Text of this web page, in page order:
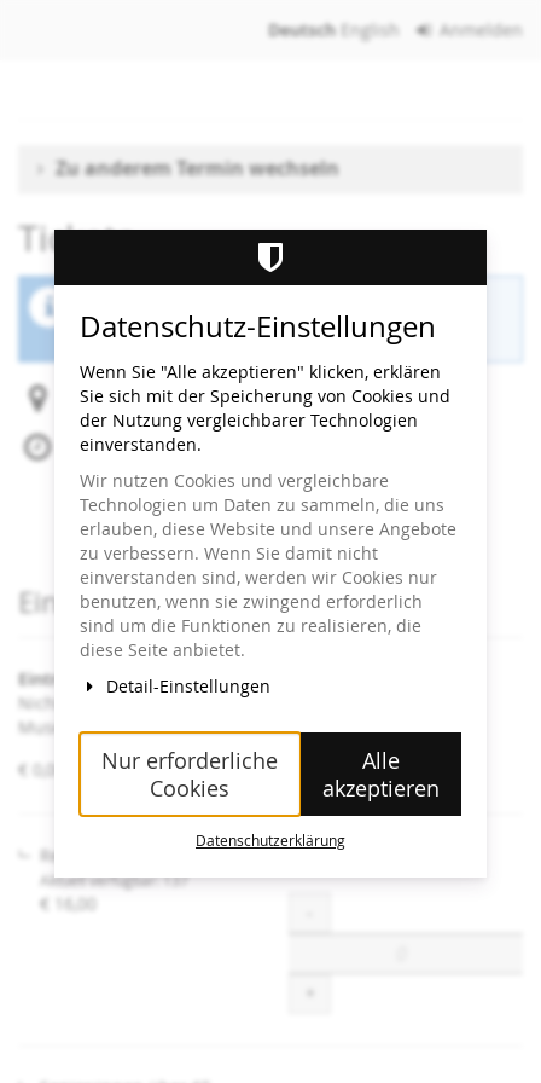
Deutsch English Anmelden
Zu anderem Termin wechseln
Tickets
ist beendet.
Heidi Horten Collection
So, 10. August 2025
Beginn:
11:00 Uhr
Ende:11:30Uhr
Zum Kalender hinzufügen
Produkte
Eintrittskarten
Eintritt Heidi Horten Collection
Nicht angeführte Ermäßigungen sind an der Kassa im
Museum erhältlich.
von
€ 0,00 – € 16,00
Regulär
Aktuell verfügbar: 137
€ 16,00
Datenschutz-Einstellungen
Wenn Sie "Alle akzeptieren" klicken, erklären
Sie sich mit der Speicherung von Cookies und
der Nutzung vergleichbarer Technologien
einverstanden.
Wir nutzen Cookies und vergleichbare
Technologien um Daten zu sammeln, die uns
erlauben, diese Website und unsere Angebote
zu verbessern. Wenn Sie damit nicht
einverstanden sind, werden wir Cookies nur
benutzen, wenn sie zwingend erforderlich
sind um die Funktionen zu realisieren, die
diese Seite anbietet.
Detail-Einstellungen
Nur erforderliche
Cookies
Alle
akzeptieren
Datenschutzerklärung